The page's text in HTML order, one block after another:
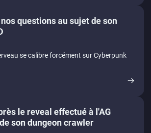
questions au sujet de son
se calibre forcément sur Cyberpunk
le reveal effectué à l'AG
son dungeon crawler